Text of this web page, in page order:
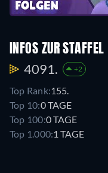
INFOS ZUR STAFFEL
4091. +2
Top Rank:155.
Top 10:0 TAGE
Top 100:0 TAGE
Top 1.000:1 TAGE